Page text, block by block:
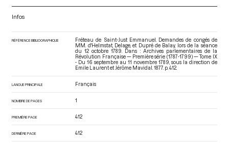
Infos
RÉFÉRENCE BIBLIOGRAPHIQUE
Fréteau de Saint-Just Emmanuel. Demandes de congés de
MM. d'Helmstat, Delage, et Dupré de Balay, lors de la séance
du 12 octobre 1789. Dans : Archives parlementaires de la
Révolution Française — Première série (1787-1799) — Tome IX
- Du 16 septembre au 11 novembre 1789 , sous la direction de
Emile Laurent et Jérôme Mavidal. 1877. p. 412.
LANGUE PRINCIPALE Français
NOMBRE DE PAGES 1
PREMIÈRE PAGE 412
DERNIÈRE PAGE 412